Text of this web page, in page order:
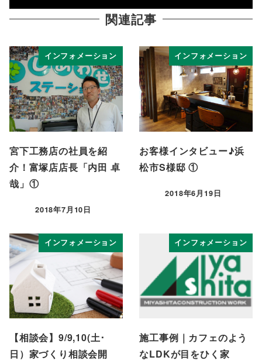
関連記事
インフォメーション
宮下工務店の社員を紹
介！富塚店店長「内田 卓
哉」①
投稿日
2018年7月10日
インフォメーション
お客様インタビュー♪浜
松市S様邸 ①
投稿日
2018年6月19日
インフォメーション
【相談会】9/9,10(土･
日）家づくり相談会開
インフォメーション
施工事例｜カフェのよう
なLDKが目をひく家